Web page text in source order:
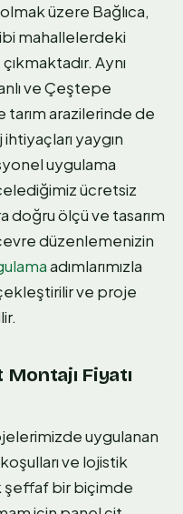
üzere Bağlıca,
mahallelerdeki
Aynı
ve Çeştepe
arazilerinde de
yaygın
uygulama
ücretsiz
doğru ölçü ve tasarım
düzenlemenizin
adımlarımızla
ve proje
Montajı Fiyatı
uygulanan
ve lojistik
şeffaf bir biçimde